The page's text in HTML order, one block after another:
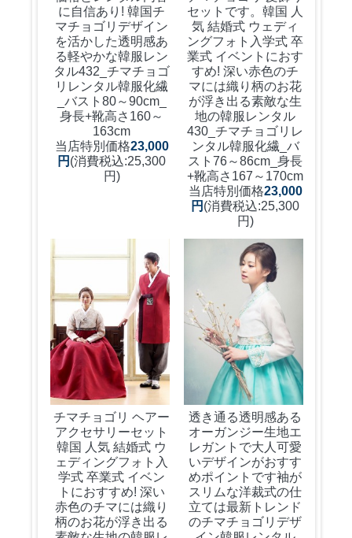
に自信あり! 韓国チ
マチョゴリデザイン
を活かした透明感あ
る軽やかな韓服レン
タル432_チマチョゴ
リレンタル韓服化繊
_バスト80～90cm_
身長+靴高さ160～
163cm
当店特別価格23,000
円 (消費税込:25,300
円)
セットです。韓国 人
気 結婚式 ウェディ
ングフォト入学式 卒
業式 イベントにおす
すめ! 深い赤色のチ
マには織り柄のお花
が浮き出る素敵な生
地の韓服レンタル
430_チマチョゴリレ
ンタル韓服化繊_バ
スト76～86cm_身長
+靴高さ167～170cm
当店特別価格23,000
円 (消費税込:25,300
円)
チマチョゴリ ヘアー
アクセサリーセット
韓国 人気 結婚式 ウ
ェディングフォト入
学式 卒業式 イベン
トにおすすめ! 深い
赤色のチマには織り
柄のお花が浮き出る
透き通る透明感ある
オーガンジー生地エ
レガントで大人可愛
いデザインがおすす
めポイントです袖が
スリムな洋裁式の仕
立ては最新トレンド
のチマチョゴリデザ